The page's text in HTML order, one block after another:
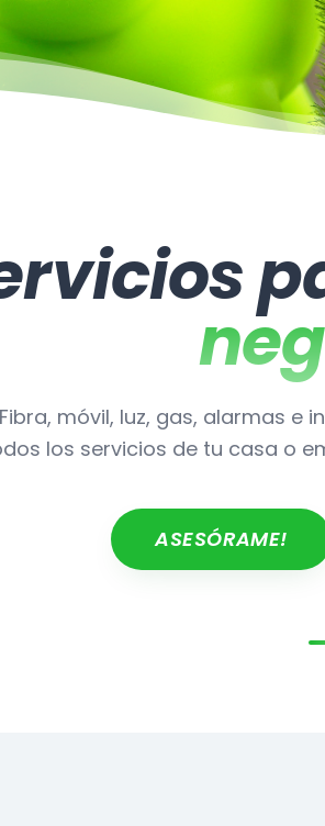
Fibra, móvil, luz, gas, alarmas e
los servicios de tu casa o
ASESÓRAME!